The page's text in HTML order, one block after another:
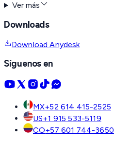
Ver más
Downloads
Download Anydesk
Síguenos en
MX+52 614 415-2525
US+1 915 533-5119
CO+57 601 744-3650